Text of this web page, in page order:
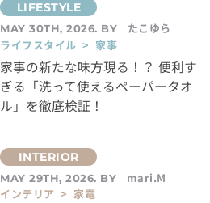
MAY 30TH, 2026. BY
たこゆら
ライフスタイル > 家事
家事の新たな味方現る！？ 便利す
ぎる「洗って使えるペーパータオ
ル」を徹底検証！
MAY 29TH, 2026. BY
mari.M
インテリア > 家電